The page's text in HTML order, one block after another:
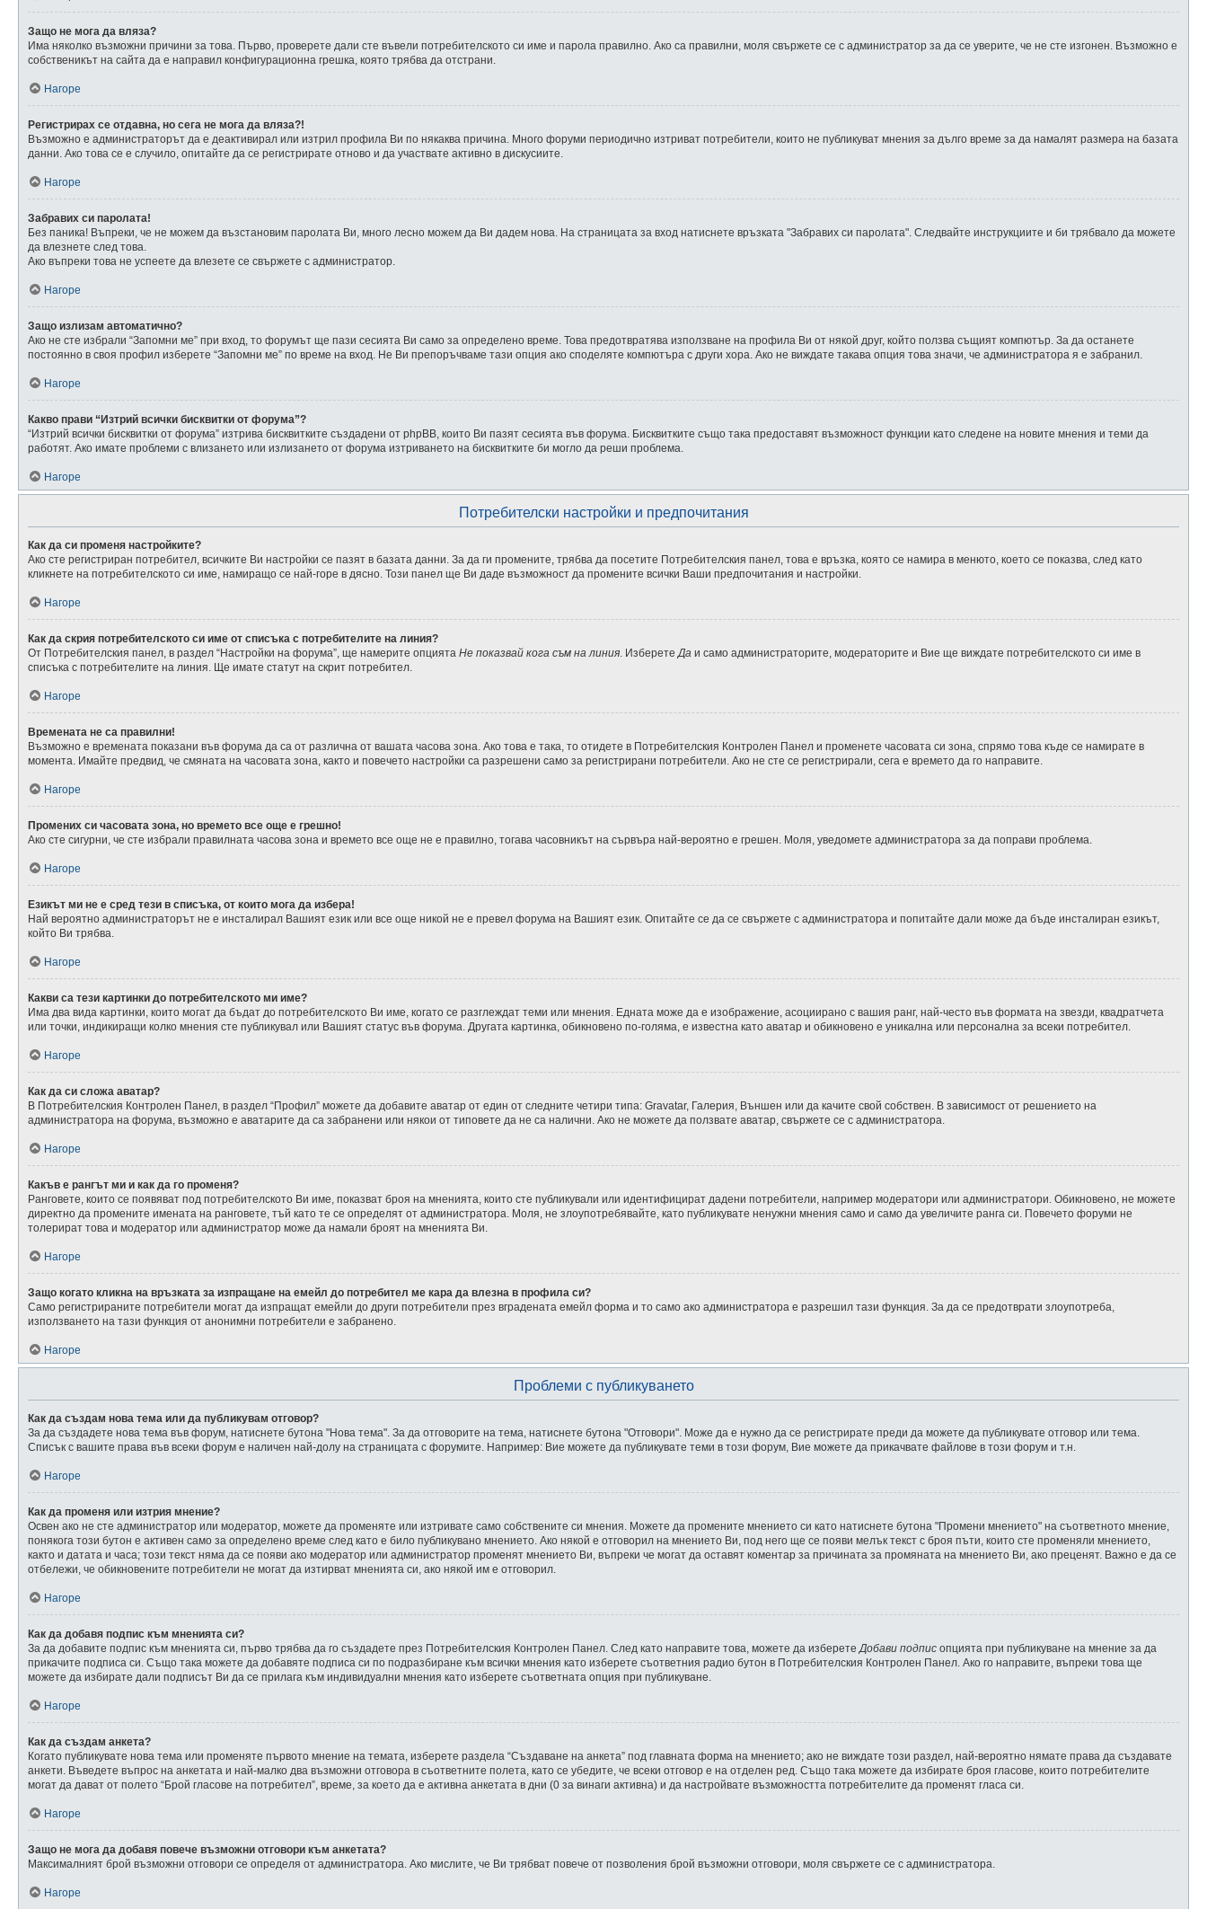
Защо не мога да вляза?
Има няколко възможни причини за това. Първо, проверете дали сте въвели потребителското си име и парола правилно. Ако са правилни, моля свържете се с администратор за да се уверите, че не сте изгонен. Възможно е
собственикът на сайта да е направил конфигурационна грешка, която трябва да отстрани.
Нагоре
Регистрирах се отдавна, но сега не мога да вляза?!
Възможно е администраторът да е деактивирал или изтрил профила Ви по някаква причина. Много форуми периодично изтриват потребители, които не публикуват мнения за дълго време за да намалят размера на базата
данни. Ако това се е случило, опитайте да се регистрирате отново и да участвате активно в дискусиите.
Нагоре
Забравих си паролата!
Без паника! Въпреки, че не можем да възстановим паролата Ви, много лесно можем да Ви дадем нова. На страницата за вход натиснете връзката "Забравих си паролата". Следвайте инструкциите и би трябвало да можете
да влезнете след това.
Ако въпреки това не успеете да влезете се свържете с администратор.
Нагоре
Защо излизам автоматично?
Ако не сте избрали “Запомни ме” при вход, то форумът ще пази сесията Ви само за определено време. Това предотвратява използване на профила Ви от някой друг, който ползва същият компютър. За да останете
постоянно в своя профил изберете “Запомни ме” по време на вход. Не Ви препоръчваме тази опция ако споделяте компютъра с други хора. Ако не виждате такава опция това значи, че администратора я е забранил.
Нагоре
Какво прави “Изтрий всички бисквитки от форума”?
“Изтрий всички бисквитки от форума” изтрива бисквитките създадени от phpBB, които Ви пазят сесията във форума. Бисквитките също така предоставят възможност функции като следене на новите мнения и теми да
работят. Ако имате проблеми с влизането или излизането от форума изтриването на бисквитките би могло да реши проблема.
Нагоре
Потребителски настройки и предпочитания
Как да си променя настройките?
Ако сте регистриран потребител, всичките Ви настройки се пазят в базата данни. За да ги промените, трябва да посетите Потребителския панел, това е връзка, която се намира в менюто, което се показва, след като
кликнете на потребителското си име, намиращо се най-горе в дясно. Този панел ще Ви даде възможност да промените всички Ваши предпочитания и настройки.
Нагоре
Как да скрия потребителското си име от списъка с потребителите на линия?
От Потребителския панел, в раздел “Настройки на форума”, ще намерите опцията Не показвай кога съм на линия . Изберете Да и само администраторите, модераторите и Вие ще виждате потребителското си име в
списъка с потребителите на линия. Ще имате статут на скрит потребител.
Нагоре
Времената не са правилни!
Възможно е времената показани във форума да са от различна от вашата часова зона. Ако това е така, то отидете в Потребителския Контролен Панел и променете часовата си зона, спрямо това къде се намирате в
момента. Имайте предвид, че смяната на часовата зона, както и повечето настройки са разрешени само за регистрирани потребители. Ако не сте се регистрирали, сега е времето да го направите.
Нагоре
Промених си часовата зона, но времето все още е грешно!
Ако сте сигурни, че сте избрали правилната часова зона и времето все още не е правилно, тогава часовникът на сървъра най-вероятно е грешен. Моля, уведомете администратора за да поправи проблема.
Нагоре
Езикът ми не е сред тези в списъка, от които мога да избера!
Най вероятно администраторът не е инсталирал Вашият език или все още никой не е превел форума на Вашият език. Опитайте се да се свържете с администратора и попитайте дали може да бъде инсталиран езикът,
който Ви трябва.
Нагоре
Какви са тези картинки до потребителското ми име?
Има два вида картинки, които могат да бъдат до потребителското Ви име, когато се разглеждат теми или мнения. Едната може да е изображение, асоциирано с вашия ранг, най-често във формата на звезди, квадратчета
или точки, индикиращи колко мнения сте публикувал или Вашият статус във форума. Другата картинка, обикновено по-голяма, е известна като аватар и обикновено е уникална или персонална за всеки потребител.
Нагоре
Как да си сложа аватар?
В Потребителския Контролен Панел, в раздел “Профил” можете да добавите аватар от един от следните четири типа: Gravatar, Галерия, Външен или да качите свой собствен. В зависимост от решението на
администратора на форума, възможно е аватарите да са забранени или някои от типовете да не са налични. Ако не можете да ползвате аватар, свържете се с администратора.
Нагоре
Какъв е рангът ми и как да го променя?
Ранговете, които се появяват под потребителското Ви име, показват броя на мненията, които сте публикували или идентифицират дадени потребители, например модератори или администратори. Обикновено, не можете
директно да промените имената на ранговете, тъй като те се определят от администратора. Моля, не злоупотребявайте, като публикувате ненужни мнения само и само да увеличите ранга си. Повечето форуми не
толерират това и модератор или администратор може да намали броят на мненията Ви.
Нагоре
Защо когато кликна на връзката за изпращане на емейл до потребител ме кара да влезна в профила си?
Само регистрираните потребители могат да изпращат емейли до други потребители през вградената емейл форма и то само ако администратора е разрешил тази функция. За да се предотврати злоупотреба,
използването на тази функция от анонимни потребители е забранено.
Нагоре
Проблеми с публикуването
Как да създам нова тема или да публикувам отговор?
За да създадете нова тема във форум, натиснете бутона "Нова тема". За да отговорите на тема, натиснете бутона "Отговори". Може да е нужно да се регистрирате преди да можете да публикувате отговор или тема.
Списък с вашите права във всеки форум е наличен най-долу на страницата с форумите. Например: Вие можете да публикувате теми в този форум, Вие можете да прикачвате файлове в този форум и т.н.
Нагоре
Как да променя или изтрия мнение?
Освен ако не сте администратор или модератор, можете да променяте или изтривате само собствените си мнения. Можете да промените мнението си като натиснете бутона "Промени мнението" на съответното мнение,
понякога този бутон е активен само за определено време след като е било публикувано мнението. Ако някой е отговорил на мнението Ви, под него ще се появи мелък текст с броя пъти, които сте променяли мнението,
както и датата и часа; този текст няма да се появи ако модератор или администратор променят мнението Ви, въпреки че могат да оставят коментар за причината за промяната на мнението Ви, ако преценят. Важно е да се
отбележи, че обикновените потребители не могат да изтирват мненията си, ако някой им е отговорил.
Нагоре
Как да добавя подпис към мненията си?
За да добавите подпис към мненията си, първо трябва да го създадете през Потребителския Контролен Панел. След като направите това, можете да изберете Добави подпис опцията при публикуване на мнение за да
прикачите подписа си. Също така можете да добавяте подписа си по подразбиране към всички мнения като изберете съответния радио бутон в Потребителския Контролен Панел. Ако го направите, въпреки това ще
можете да избирате дали подписът Ви да се прилага към индивидуални мнения като изберете съответната опция при публикуване.
Нагоре
Как да създам анкета?
Когато публикувате нова тема или променяте първото мнение на темата, изберете раздела “Създаване на анкета” под главната форма на мнението; ако не виждате този раздел, най-вероятно нямате права да създавате
анкети. Въведете въпрос на анкетата и най-малко два възможни отговора в съответните полета, като се убедите, че всеки отговор е на отделен ред. Също така можете да избирате броя гласове, които потребителите
могат да дават от полето “Брой гласове на потребител”, време, за което да е активна анкетата в дни (0 за винаги активна) и да настройвате възможността потребителите да променят гласа си.
Нагоре
Защо не мога да добавя повече възможни отговори към анкетата?
Максималният брой възможни отговори се определя от администратора. Ако мислите, че Ви трябват повече от позволения брой възможни отговори, моля свържете се с администратора.
Нагоре